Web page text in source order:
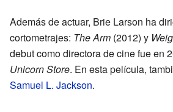
Además de actuar, Brie Larson ha
cortometrajes: The Arm (2012) y
debut como directora de cine fue en
Unicorn Store. En esta película,
Samuel L. Jackson.